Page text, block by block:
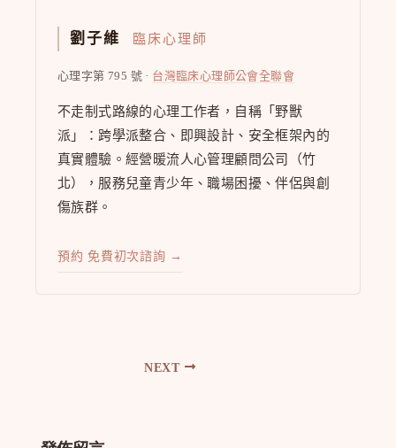
劉子維 臨床心理師
心理字第 795 號 · 台灣臨床心理師公會全聯會
不走制式路線的心理工作者，自稱「野獸
派」：跨學派整合、即興設計、安全框架內的
真實體驗。經營暖流人心管理顧問公司（竹
北），服務兒童青少年、職場困擾、伴侶與創
傷族群。
預約 免費初次諮詢 →
NEXT